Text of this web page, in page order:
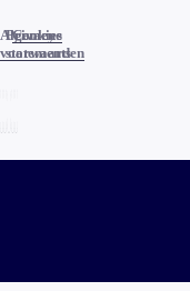
Algemene
voorwaarden
Privacy
statements
Cookies